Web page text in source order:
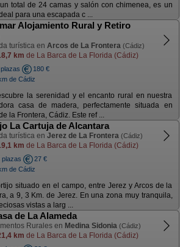
total de 24 camas y salón con chimenea, es un
para una escapada c ...
Alojamiento Rural y Retiro
turística en Arcos de La Frontera (Cádiz)
km de La Barca de La Florida (Cádiz)
180 €
de Cádiz
la serenidad y el encanto rural en nuestra
casa de madera, perfectamente situada en
la Frontera, Cádiz. Este ref ...
La Cartuja de Alcantara
turística en Jerez de La Frontera (Cádiz)
km de La Barca de La Florida (Cádiz)
plazas
27 €
de Cádiz
situado en el campo, entre Jerez y Arcos de la
a 9, 3 Km. de Jerez. En una zona muy tranquila,
vistas a larg ...
de La Alameda
Rurales en Medina Sidonia (Cádiz)
km de La Barca de La Florida (Cádiz)